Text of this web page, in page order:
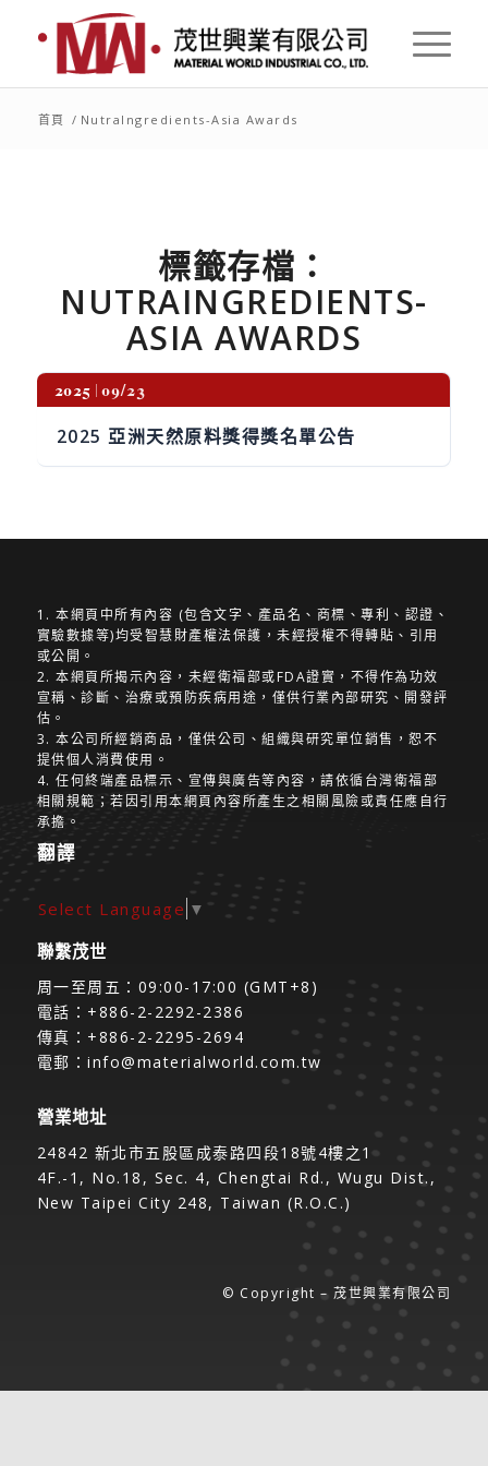
首頁 / NutraIngredients-Asia Awards
標籤存檔：
NUTRAINGREDIENTS-
ASIA AWARDS
2025 09/23
2025 亞洲天然原料獎得獎名單公告
1. 本網頁中所有內容 (包含文字、產品名、商標、專利、認證、
實驗數據等)均受智慧財產權法保護，未經授權不得轉貼、引用
或公開。
2. 本網頁所揭示內容，未經衛福部或FDA證實，不得作為功效
宣稱、診斷、治療或預防疾病用途，僅供行業內部研究、開發評
估。
3. 本公司所經銷商品，僅供公司、組織與研究單位銷售，恕不
提供個人消費使用。
4. 任何終端產品標示、宣傳與廣告等內容，請依循台灣衛福部
相關規範；若因引用本網頁內容所產生之相關風險或責任應自行
承擔。
翻譯
Select Language ▼
聯繫茂世
周一至周五：09:00-17:00 (GMT+8)
電話：+886-2-2292-2386
傳真：+886-2-2295-2694
電郵：info@materialworld.com.tw
營業地址
24842 新北市五股區成泰路四段18號4樓之1
4F.-1, No.18, Sec. 4, Chengtai Rd., Wugu Dist.,
New Taipei City 248, Taiwan (R.O.C.)
© Copyright – 茂世興業有限公司